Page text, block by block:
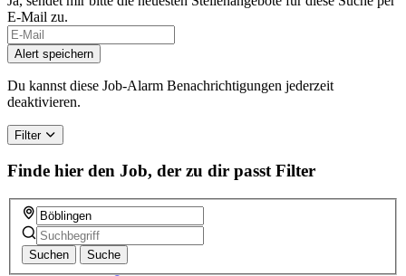
E-Mail zu.
If
you
are
a
human,
this
field
Alert speichern
Du kannst diese Job-Alarm Benachrichtigungen jederzeit
deaktivieren.
Filter
Finde hier den Job, der zu dir passt Filter
Suchen Suche